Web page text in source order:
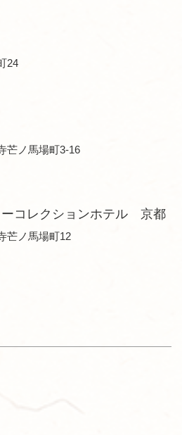
24
芒ノ馬場町3-16
コレクションホテル 京都
芒ノ馬場町12